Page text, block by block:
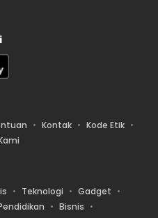
Kontak
Kode Etik
Teknologi
Gadget
Bisnis